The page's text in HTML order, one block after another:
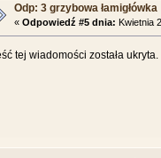
Odp: 3 grzybowa łamigłówka
« Odpowiedź #5 dnia: Kwietnia
tej wiadomości została